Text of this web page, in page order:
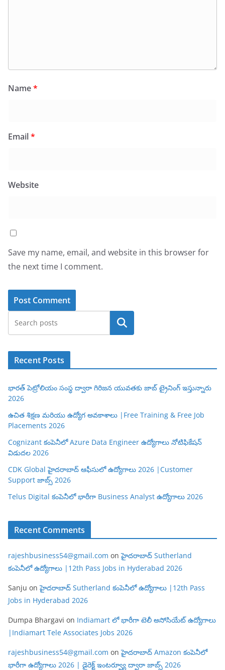
Name*
Email*
Website
Save my name, email, and website in this browser for
the next time I comment.
Search
Recent Posts
భారత్ పెట్రోలియం సంస్థ ద్వారా గిరిజన యువతకు జాబ్ ట్రైనింగ్ ఇస్తున్నారు
2026
ఉచిత శిక్షణ మరియు ఉద్యోగ అవకాశాలు |Free Training & Free Job
Placements 2026
Cognizant కంపెనీలో Azure Data Engineer ఉద్యోగాలు నోటిఫికేషన్
విడుదల 2026
CDK Global హైదరాబాద్ ఆఫీసులో ఉద్యోగాలు 2026 |Customer
Support జాబ్స్ 2026
Telus Digital కంపెనీలో భారీగా Business Analyst ఉద్యోగాలు 2026
Recent Comments
rajeshbusiness54@gmail.com onహైదరాబాద్ Sutherland
కంపెనీలో ఉద్యోగాలు |12th Pass Jobs in Hyderabad 2026
Sanju onహైదరాబాద్ Sutherland కంపెనీలో ఉద్యోగాలు |12th Pass
Jobs in Hyderabad 2026
Dumpa Bhargavi on Indiamart లో భారీగా టెలీ అసోసియేట్ ఉద్యోగాలు
|Indiamart Tele Associates Jobs 2026
rajeshbusiness54@gmail.com onహైదరాబాద్ Amazon కంపెనీలో
భారీగా ఉద్యోగాలు 2026 | డైరెక్ట్ ఇంటర్వ్యూ ద్వారా జాబ్స్ 2026